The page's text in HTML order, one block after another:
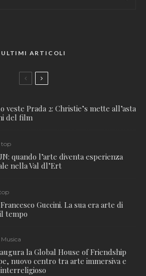
ULTIMI ARTICOLI
veste Prada 2: Christie’s mette all’asta
del film
top
quando l’arte diventa esperienza
nella Val dl’Ert
Guccini. La sua era arte di
tempo
Musica
la Global House of Friendship
nuovo centro tra arte immersiva e